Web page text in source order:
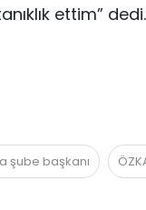
ettim” dedi.
şube başkanı